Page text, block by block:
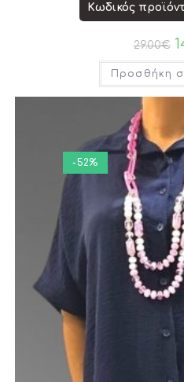
Κωδικός
29.00€
Προσθήκη
-52%